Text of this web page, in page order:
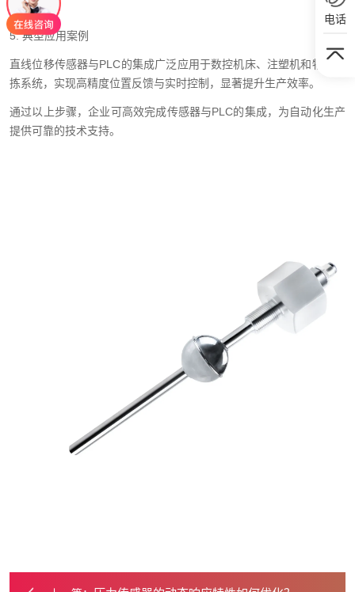
性。
5. 典型应用案例
直线位移传感器与PLC的集成广泛应用于数控机床、注塑机和物流分
拣系统，实现高精度位置反馈与实时控制，显著提升生产效率。
通过以上步骤，企业可高效完成传感器与PLC的集成，为自动化生产
提供可靠的技术支持。
电话